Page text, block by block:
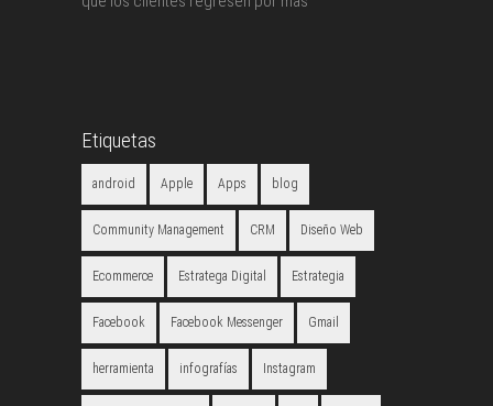
Etiquetas
android Apple Apps blog
Community Management CRM Diseño Web
Ecommerce Estratega Digital Estrategia
Facebook Facebook Messenger Gmail
herramienta infografías Instagram